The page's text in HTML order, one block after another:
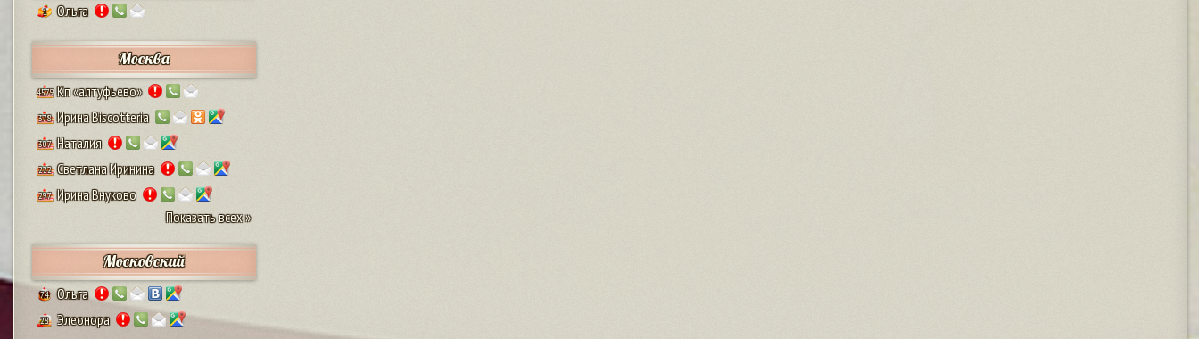
1 Ольга
Москва
4579 Кп «алтуфьево»
378 Ирина Biscotteria
307 Наталия
222 Светлана Иринина
297 Ирина Внуково
Показать всех »
Московский
74 Ольга
28 Элеонора